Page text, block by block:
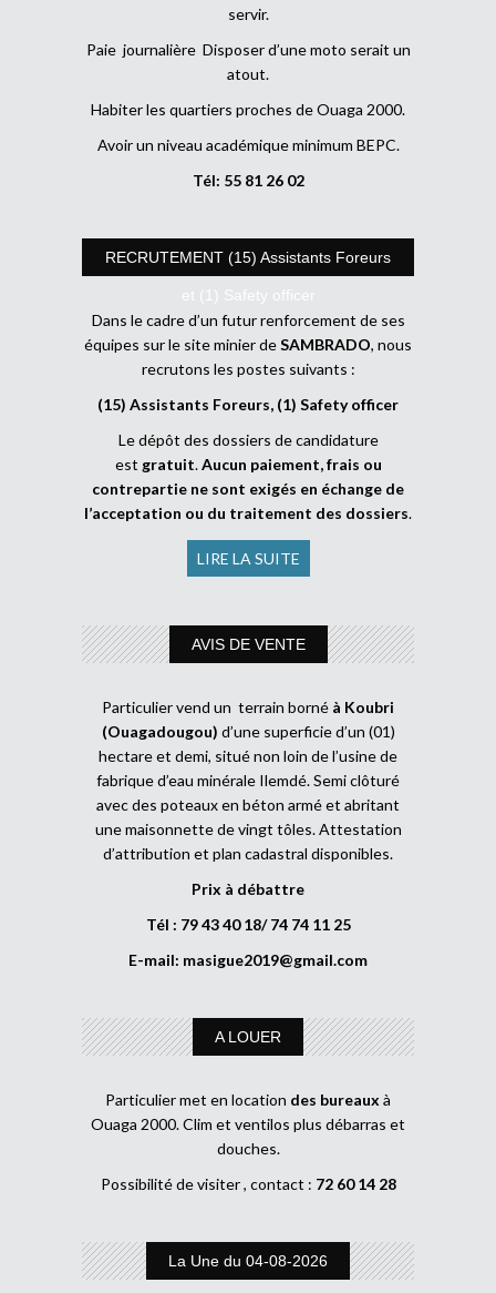
servir.
Paie journalière Disposer d’une moto serait un
atout.
Habiter les quartiers proches de Ouaga 2000.
Avoir un niveau académique minimum BEPC.
Tél: 55 81 26 02
RECRUTEMENT (15) Assistants Foreurs
et (1) Safety officer
Dans le cadre d’un futur renforcement de ses
équipes sur le site minier deSAMBRADO, nous
recrutons les postes suivants :
(15) Assistants Foreurs, (1) Safety officer
Le dépôt des dossiers de candidature
est gratuit.Aucun paiement, frais ou
contrepartie ne sont exigés en échange de
l’acceptation ou du traitement des dossiers.
LIRE LA SUITE
AVIS DE VENTE
Particulier vend un terrain borné à Koubri
(Ouagadougou) d’une superficie d’un (01)
hectare et demi, situé non loin de l’usine de
fabrique d’eau minérale Ilemdé. Semi clôturé
avec des poteaux en béton armé et abritant
une maisonnette de vingt tôles. Attestation
d’attribution et plan cadastral disponibles.
Prix à débattre
Tél : 79 43 40 18/ 74 74 11 25
E-mail: masigue2019@gmail.com
A LOUER
Particulier met en location des bureaux à
Ouaga 2000. Clim et ventilos plus débarras et
douches.
Possibilité de visiter , contact : 72 60 14 28
La Une du 04-08-2026